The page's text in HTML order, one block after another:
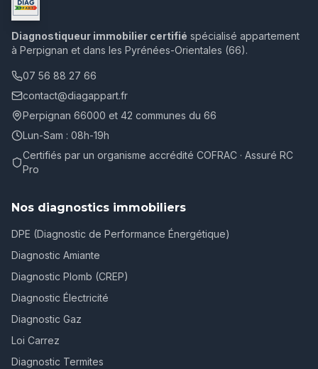
Diagnostiqueur immobilier certifié spécialisé appartement
à Perpignan et dans les Pyrénées-Orientales (66).
07 56 88 27 66
contact@diagappart.fr
Perpignan 66000 et 42 communes du 66
Lun-Sam : 08h-19h
Certifiés par un organisme accrédité COFRAC · Assuré RC
Pro
Nos diagnostics immobiliers
DPE (Diagnostic de Performance Énergétique)
Diagnostic Amiante
Diagnostic Plomb (CREP)
Diagnostic Électricité
Diagnostic Gaz
Loi Carrez
Diagnostic Termites